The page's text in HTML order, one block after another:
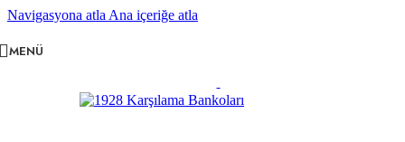
Navigasyona atla Ana içeriğe atla
MENÜ